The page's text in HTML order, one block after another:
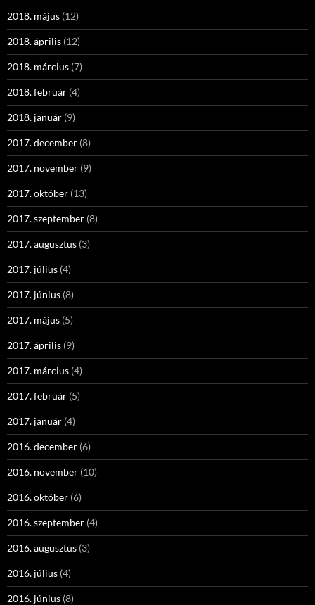
2018. május (12)
2018. április (12)
2018. március (7)
2018. február (4)
2018. január (9)
2017. december (8)
2017. november (9)
2017. október (13)
2017. szeptember (8)
2017. augusztus (3)
2017. július (4)
2017. június (8)
2017. május (5)
2017. április (9)
2017. március (4)
2017. február (5)
2017. január (4)
2016. december (6)
2016. november (10)
2016. október (6)
2016. szeptember (4)
2016. augusztus (3)
2016. július (4)
2016. június (8)